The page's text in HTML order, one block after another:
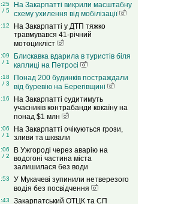
/ 5
На Закарпатті викрили масштабну
схему ухилення від мобілізації
На Закарпатті у ДТП тяжко
травмувався 41-річний
мотоцикліст
/ 1
Блискавка вдарила в туристів біля
каплиці на Петросі
/ 3
Понад 200 будинків постраждали
від буревію на Берегівщині
На Закарпатті судитимуть
учасників контрабанди кокаїну на
понад $1 млн
/ 1
На Закарпатті очікуються грози,
зливи та шквали
/ 2
В Ужгороді через аварію на
водогоні частина міста
залишилася без води
У Мукачеві зупинили нетверезого
водія без посвідчення
Закарпатський ОТЦК та СП